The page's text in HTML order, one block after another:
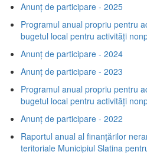
Anunț de participare - 2025
Programul anual propriu pentru
bugetul local pentru activităţi
Anunț de participare - 2024
Anunț de participare - 2023
Programul anual propriu pentru
bugetul local pentru activităţi
Anunț de participare - 2022
Raportul anual al finanțărilor
teritoriale Municipiul Slatina